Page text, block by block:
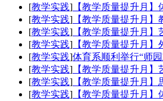
[教学实践] 【教学质量提升月
[教学实践] 【教学质量提升月
[教学实践] 【教学质量提升月
[教学实践] 【教学质量提升月
[教学实践]体育系顺利举行“师
[教学实践] 【教学质量提升月
[教学实践] 【教学质量提升月
[教学实践] 【教学质量提升月